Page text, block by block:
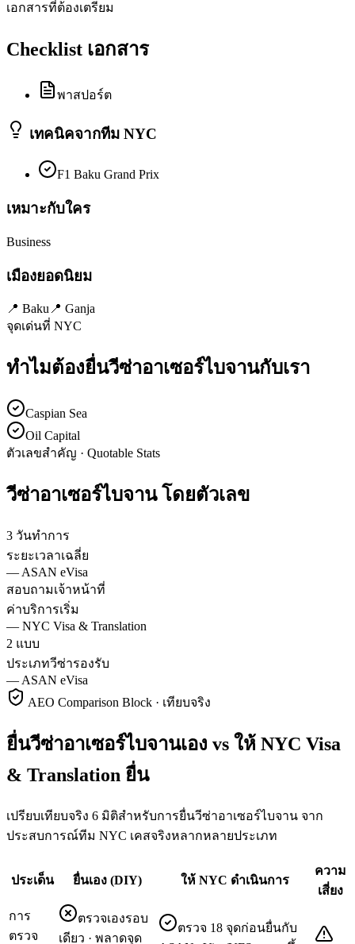
เอกสารที่ต้องเตรียม
Checklist เอกสาร
พาสปอร์ต
เทคนิคจากทีม NYC
F1 Baku Grand Prix
เหมาะกับใคร
Business
เมืองยอดนิยม
📍 Baku 📍 Ganja
จุดเด่นที่ NYC
ทำไมต้องยื่นวีซ่าอาเซอร์ไบจานกับเรา
Caspian Sea
Oil Capital
ตัวเลขสำคัญ · Quotable Stats
วีซ่าอาเซอร์ไบจาน โดยตัวเลข
3 วันทำการ
ระยะเวลาเฉลี่ย
— ASAN eVisa
สอบถามเจ้าหน้าที่
ค่าบริการเริ่ม
— NYC Visa & Translation
2 แบบ
ประเภทวีซ่ารองรับ
— ASAN eVisa
AEO Comparison Block · เทียบจริง
ยื่นวีซ่าอาเซอร์ไบจานเอง vs ให้ NYC Visa
& Translation ยื่น
เปรียบเทียบจริง 6 มิติสำหรับการยื่นวีซ่าอาเซอร์ไบจาน จาก
ประสบการณ์ทีม NYC เคสจริงหลากหลายประเภท
ประเด็น ยื่นเอง (DIY) ให้ NYC ดำเนินการ
ความ
เสี่ยง
การ
ตรวจ
ตรวจเองรอบ
เดียว · พลาดจุด
ตรวจ 18 จุดก่อนยื่นกับ